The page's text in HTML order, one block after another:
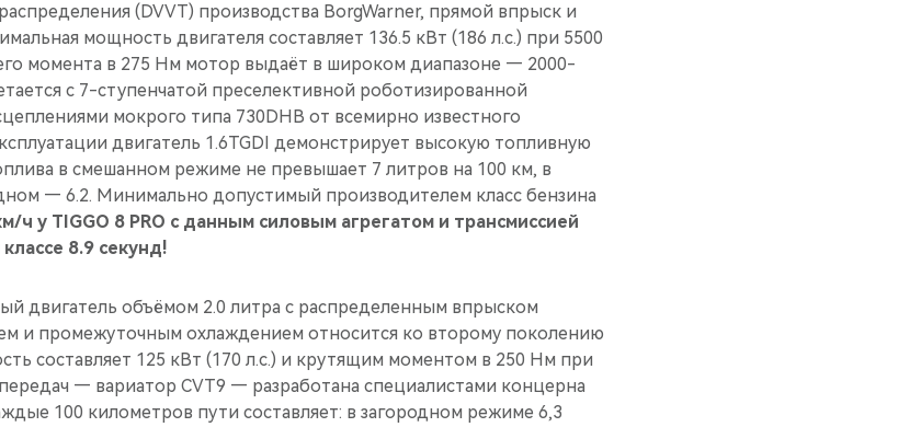
(DVVT) производства BorgWarner, прямой впрыск и
мощность двигателя составляет 136.5 кВт (186 л.с.) при 5500
момента в 275 Нм мотор выдаёт в широком диапазоне — 2000-
с 7-ступенчатой преселективной роботизированной
мокрого типа 730DHB от всемирно известного
двигатель 1.6TGDI демонстрирует высокую топливную
в смешанном режиме не превышает 7 литров на 100 км, в
— 6.2. Минимально допустимый производителем класс бензина
ч у TIGGO 8 PRO c данным силовым агрегатом и трансмиссией
8.9 секунд!
двигатель объёмом 2.0 литра с распределенным впрыском
и промежуточным охлаждением относится ко второму поколению
составляет 125 кВт (170 л.с.) и крутящим моментом в 250 Нм при
— вариатор CVT9 — разработана специалистами концерна
100 километров пути составляет: в загородном режиме 6,3